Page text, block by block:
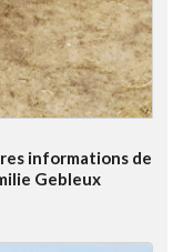
informations de
Gebleux